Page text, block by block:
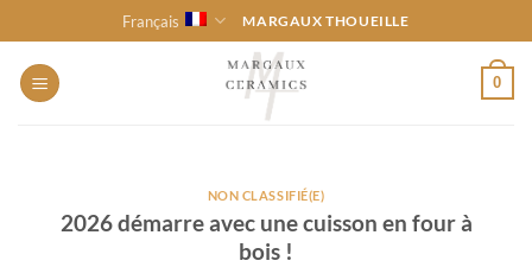
au
contenu
Français MARGAUX THOUEILLE
0
NON CLASSIFIÉ(E)
2026 démarre avec une cuisson en four à
bois !